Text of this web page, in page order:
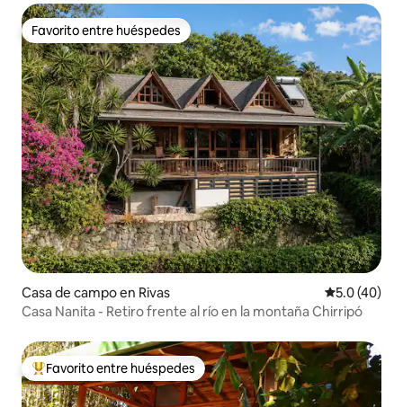
Favorito entre huéspedes
Favorito entre huéspedes
Casa de campo en Rivas Calificación
5.0 (40)
Casa Nanita - Retiro frente al río en la montaña Chirripó
De los mejores en Favorito entre huéspedes
Favorito entre huéspedes